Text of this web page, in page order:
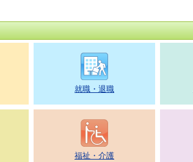
就職・退職
福祉・介護